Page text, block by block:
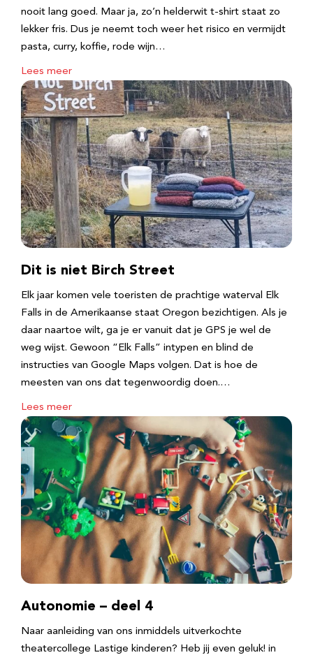
nooit lang goed. Maar ja, zo’n helderwit t-shirt staat zo
lekker fris. Dus je neemt toch weer het risico en vermijdt
pasta, curry, koffie, rode wijn…
Lees meer
Dit is niet Birch Street
Elk jaar komen vele toeristen de prachtige waterval Elk
Falls in de Amerikaanse staat Oregon bezichtigen. Als je
daar naartoe wilt, ga je er vanuit dat je GPS je wel de
weg wijst. Gewoon “Elk Falls” intypen en blind de
instructies van Google Maps volgen. Dat is hoe de
meesten van ons dat tegenwoordig doen.…
Lees meer
Autonomie – deel 4
Naar aanleiding van ons inmiddels uitverkochte
theatercollege Lastige kinderen? Heb jij even geluk! in